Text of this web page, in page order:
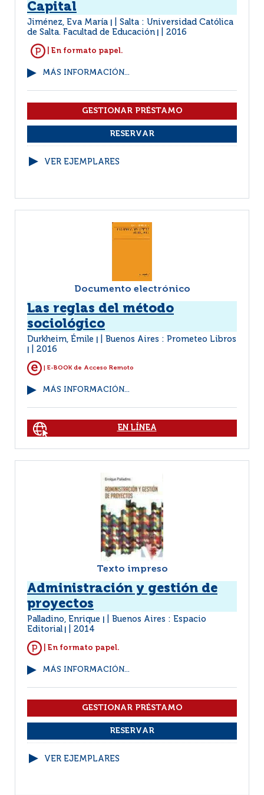
Capital
Jiménez, Eva María
Salta : Universidad Católica
de Salta. Facultad de Educación
2016
| En formato papel.
MÁS INFORMACIÓN...
VER EJEMPLARES
Documento electrónico
Las reglas del método
sociológico
Durkheim, Émile Buenos Aires : Prometeo Libros
2016
| E-BOOK de Acceso Remoto
MÁS INFORMACIÓN...
EN LÍNEA
Texto impreso
Administración y gestión de
proyectos
Palladino, Enrique
Buenos Aires : Espacio
Editorial
2014
| En formato papel.
MÁS INFORMACIÓN...
VER EJEMPLARES